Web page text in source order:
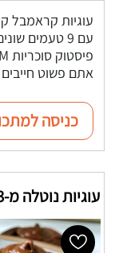
עם 9 טעמים
אתם פשוט
כניסה
עוגיות נוטלה מ-3 מרכיבים